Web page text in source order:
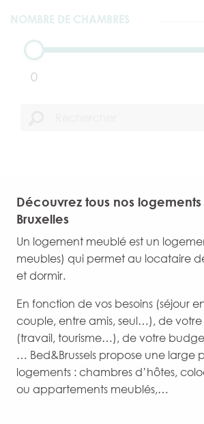
NOMBRE DE CHAMBRES
0
Découvrez tous nos
Bruxelles
Un logement meublé est un
meubles) qui permet au locataire
et dormir.
En fonction de vos besoins (séjour
couple, entre amis, seul…), de
(travail, tourisme…), de votre
… Bed&Brussels propose une large
logements : chambres d’hôtes,
ou appartements meublés,…